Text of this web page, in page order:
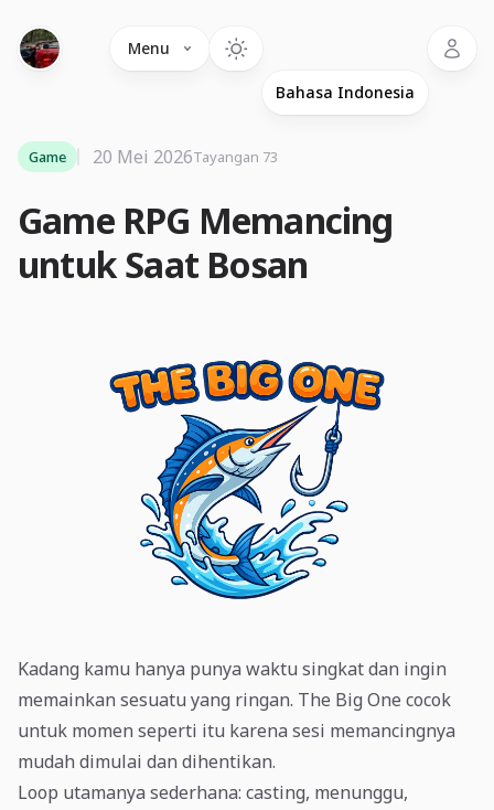
Menu
Game RPG Memancing
untuk Saat Bosan
Game 20 Mei 2026Tayangan 73
Kadang kamu hanya punya waktu singkat dan ingin
memainkan sesuatu yang ringan. The Big One cocok
untuk momen seperti itu karena sesi memancingnya
mudah dimulai dan dihentikan.
Loop utamanya sederhana: casting, menunggu,